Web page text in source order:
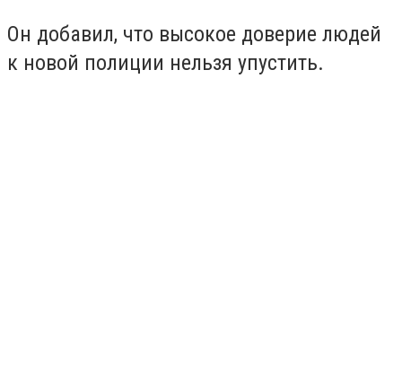
Он добавил, что высокое доверие людей
к новой полиции нельзя упустить.